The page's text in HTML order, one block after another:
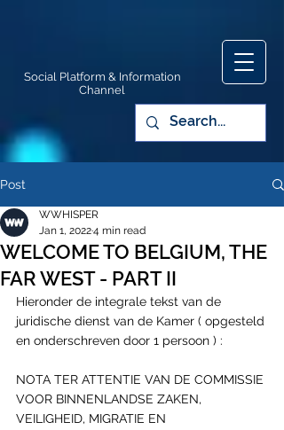
Social Platform & Information
Channel
Post
WELCOME TO BELGIUM, THE
FAR WEST - PART II
WWHISPER
Jan 1, 20224 min read
Hieronder de integrale tekst van de
juridische dienst van de Kamer ( opgesteld
en onderschreven door 1 persoon ) :
NOTA TER ATTENTIE VAN DE COMMISSIE
VOOR BINNENLANDSE ZAKEN,
VEILIGHEID, MIGRATIE EN